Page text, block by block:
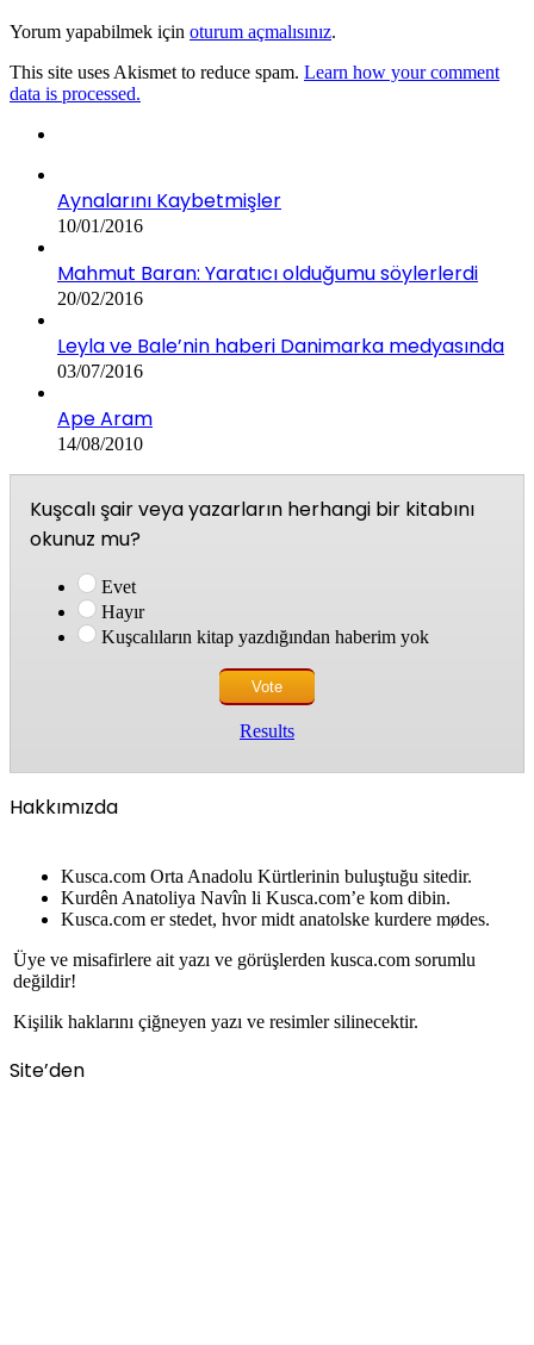
Yorum yapabilmek için oturum açmalısınız.
This site uses Akismet to reduce spam. Learn how your comment
data is processed.
Aynalarını Kaybetmişler
10/01/2016
Mahmut Baran: Yaratıcı olduğumu söylerlerdi
20/02/2016
Leyla ve Bale’nin haberi Danimarka medyasında
03/07/2016
Ape Aram
14/08/2010
Kuşcalı şair veya yazarların herhangi bir kitabını
okunuz mu?
Evet
Hayır
Kuşcalıların kitap yazdığından haberim yok
Results
Hakkımızda
Kusca.com Orta Anadolu Kürtlerinin buluştuğu sitedir.
Kurdên Anatoliya Navîn li Kusca.com’e kom dibin.
Kusca.com er stedet, hvor midt anatolske kurdere mødes.
Üye ve misafirlere ait yazı ve görüşlerden kusca.com sorumlu
değildir!
Kişilik haklarını çiğneyen yazı ve resimler silinecektir.
Site’den